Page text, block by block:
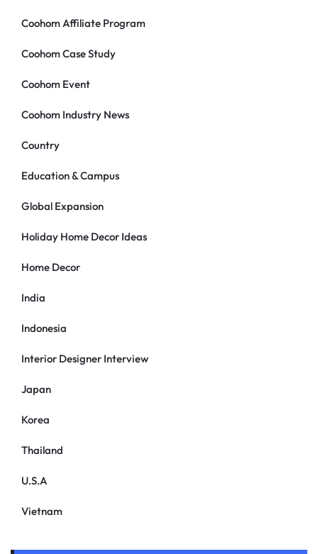
Coohom Affiliate Program
Coohom Case Study
Coohom Event
Coohom Industry News
Country
Education & Campus
Global Expansion
Holiday Home Decor Ideas
Home Decor
India
Indonesia
Interior Designer Interview
Japan
Korea
Thailand
U.S.A
Vietnam